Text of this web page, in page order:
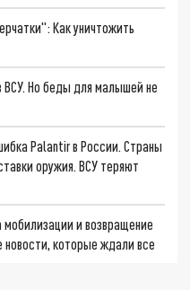
Как уничтожить
ВСУ. Но беды для малышей не
Palantir в России. Страны
оружия. ВСУ теряют
мобилизации и возвращение
которые ждали все